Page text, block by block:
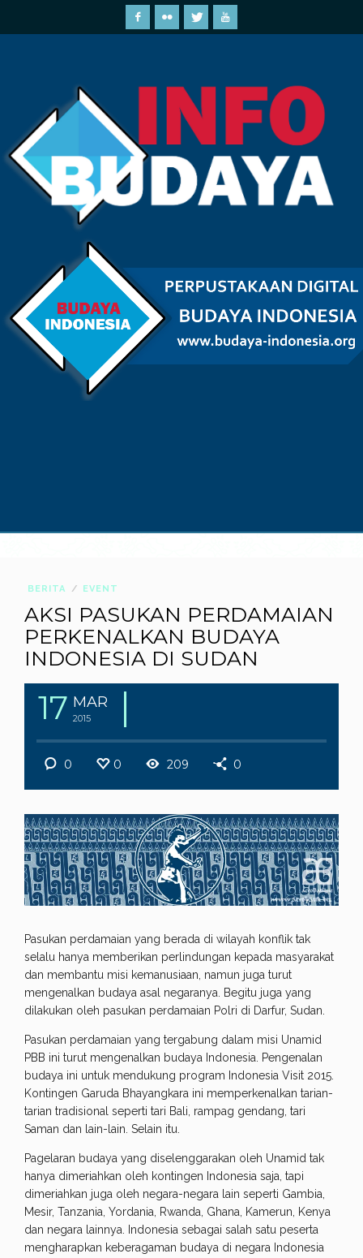
BERITA EVENT
AKSI PASUKAN PERDAMAIAN
PERKENALKAN BUDAYA
INDONESIA DI SUDAN
17 MAR
2015
0 0 209 0
Pasukan perdamaian yang berada di wilayah konflik tak
selalu hanya memberikan perlindungan kepada masyarakat
dan membantu misi kemanusiaan, namun juga turut
mengenalkan budaya asal negaranya. Begitu juga yang
dilakukan oleh pasukan perdamaian Polri di Darfur, Sudan.
Pasukan perdamaian yang tergabung dalam misi Unamid
PBB ini turut mengenalkan budaya Indonesia. Pengenalan
budaya ini untuk mendukung program Indonesia Visit 2015.
Kontingen Garuda Bhayangkara ini memperkenalkan tarian-
tarian tradisional seperti tari Bali, rampag gendang, tari
Saman dan lain-lain. Selain itu.
Pagelaran budaya yang diselenggarakan oleh Unamid tak
hanya dimeriahkan oleh kontingen Indonesia saja, tapi
dimeriahkan juga oleh negara-negara lain seperti Gambia,
Mesir, Tanzania, Yordania, Rwanda, Ghana, Kamerun, Kenya
dan negara lainnya. Indonesia sebagai salah satu peserta
mengharapkan keberagaman budaya di negara Indonesia